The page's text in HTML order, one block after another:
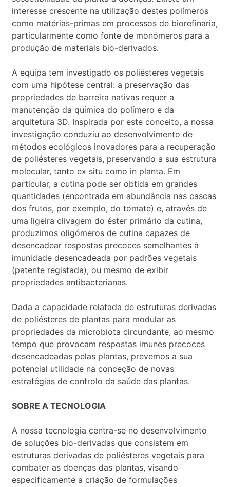
interesse crescente na utilização destes polímeros
como matérias-primas em processos de biorefinaria,
particularmente como fonte de monómeros para a
produção de materiais bio-derivados.
A equipa tem investigado os poliésteres vegetais
com uma hipótese central: a preservação das
propriedades de barreira nativas requer a
manutenção da química do polímero e da
arquitetura 3D. Inspirada por este conceito, a nossa
investigação conduziu ao desenvolvimento de
métodos ecológicos inovadores para a recuperação
de poliésteres vegetais, preservando a sua estrutura
molecular, tanto ex situ como in planta. Em
particular, a cutina pode ser obtida em grandes
quantidades (encontrada em abundância nas cascas
dos frutos, por exemplo, do tomate) e, através de
uma ligeira clivagem do éster primário da cutina,
produzimos oligómeros de cutina capazes de
desencadear respostas precoces semelhantes à
imunidade desencadeada por padrões vegetais
(patente registada), ou mesmo de exibir
propriedades antibacterianas.
Dada a capacidade relatada de estruturas derivadas
de poliésteres de plantas para modular as
propriedades da microbiota circundante, ao mesmo
tempo que provocam respostas imunes precoces
desencadeadas pelas plantas, prevemos a sua
potencial utilidade na conceção de novas
estratégias de controlo da saúde das plantas.
SOBRE A TECNOLOGIA
A nossa tecnologia centra-se no desenvolvimento
de soluções bio-derivadas que consistem em
estruturas derivadas de poliésteres vegetais para
combater as doenças das plantas, visando
especificamente a criação de formulações